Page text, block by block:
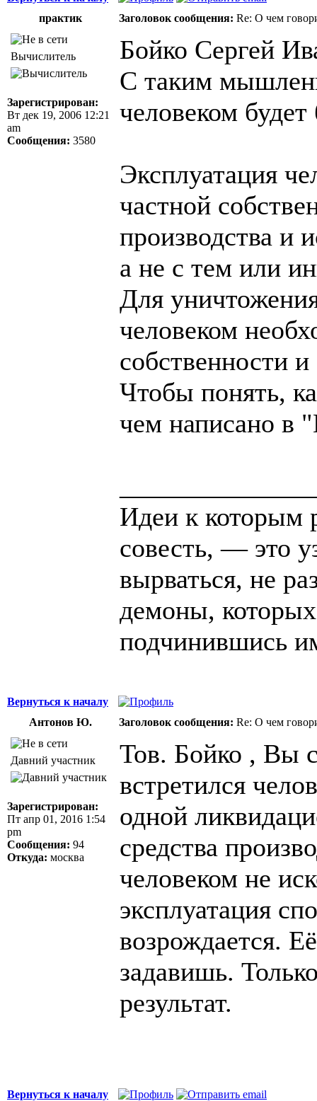
практик
Заголовок сообщения: Re: О чем
Вычислитель
Зарегистрирован:
Вт дек 19, 2006 12:21
am
Сообщения: 3580
Бойко Сергей
С таким
человеком
Эксплуатация
частной
производства и
а не с тем или
Для
человеком
собственности
Чтобы понять,
чем написано в
Идеи к которым
совесть, — это
вырваться, не
демоны,
подчинившись
Вернуться к началу
Антонов Ю.
Заголовок сообщения: Re: О чем
Давний участник
Зарегистрирован:
Пт апр 01, 2016 1:54
pm
Сообщения: 94
Откуда: москва
Тов. Бойко , Вы
встретился
одной
средства
человеком не
эксплуатация
возрождается.
задавишь.
результат.
Вернуться к началу